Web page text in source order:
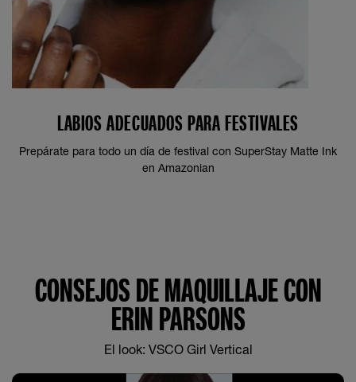
LABIOS ADECUADOS PARA FESTIVALES
Prepárate para todo un día de festival con SuperStay Matte Ink
en Amazonian
CONSEJOS DE MAQUILLAJE CON
ERIN PARSONS
El look: VSCO Girl Vertical